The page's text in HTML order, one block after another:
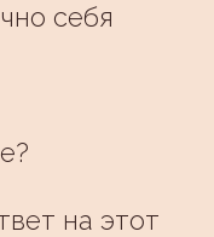
себя
на этот